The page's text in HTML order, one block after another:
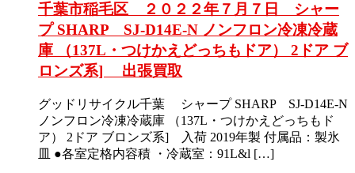
千葉市稲毛区 ２０２２年７月７日 シャー
プ SHARP SJ-D14E-N ノンフロン冷凍冷蔵
庫 （137L・つけかえどっちもドア） 2ドア ブ
ロンズ系] 出張買取
グッドリサイクル千葉 シャープ SHARP SJ-D14E-N
ノンフロン冷凍冷蔵庫 （137L・つけかえどっちもド
ア） 2ドア ブロンズ系] 入荷 2019年製 付属品：製氷
皿 ●各室定格内容積 ・冷蔵室：91L&l […]